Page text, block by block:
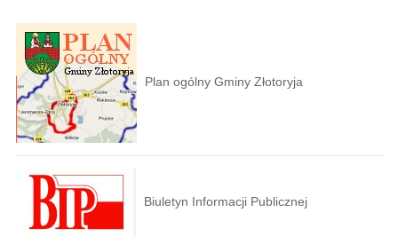
Plan ogólny Gminy Złotoryja
Biuletyn Informacji Publicznej